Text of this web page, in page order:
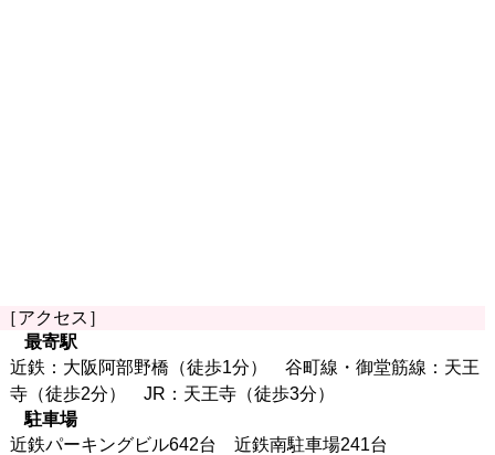
［アクセス］
最寄駅
近鉄：大阪阿部野橋（徒歩1分） 谷町線・御堂筋線：天王
寺（徒歩2分） JR：天王寺（徒歩3分）
駐車場
近鉄パーキングビル642台 近鉄南駐車場241台